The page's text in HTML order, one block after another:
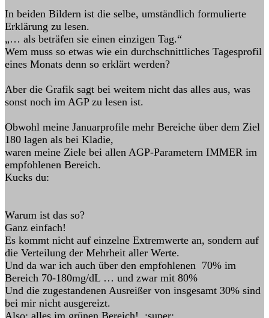
In beiden Bildern ist die selbe, umständlich formulierte
Erklärung zu lesen.
„… als beträfen sie einen einzigen Tag.“
Wem muss so etwas wie ein durchschnittliches Tagesprofil
eines Monats denn so erklärt werden?
Aber die Grafik sagt bei weitem nicht das alles aus, was
sonst noch im AGP zu lesen ist.
Obwohl meine Januarprofile mehr Bereiche über dem Ziel
180 lagen als bei Kladie,
waren meine Ziele bei allen AGP-Parametern IMMER im
empfohlenen Bereich.
Kucks du:
Warum ist das so?
Ganz einfach!
Es kommt nicht auf einzelne Extremwerte an, sondern auf
die Verteilung der Mehrheit aller Werte.
Und da war ich auch über den empfohlenen 70% im
Bereich 70-180mg/dL … und zwar mit 80%
Und die zugestandenen Ausreißer von insgesamt 30% sind
bei mir nicht ausgereizt.
Also: alles im grünen Bereich! :super: